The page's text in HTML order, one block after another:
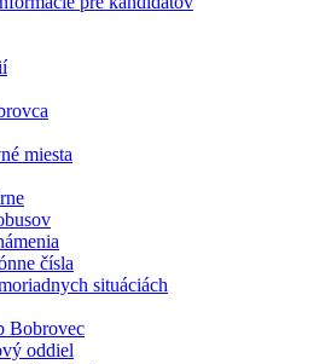
miesta
čísla
situáciách
Bobrovec
oddiel